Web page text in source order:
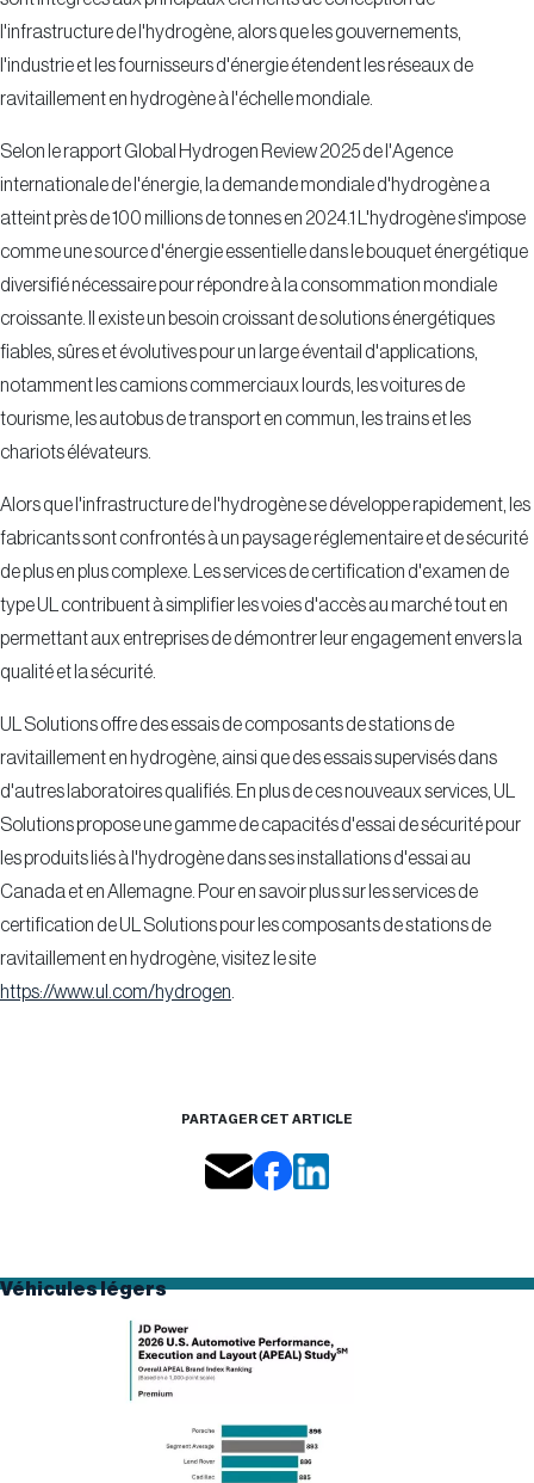
l'infrastructure de l'hydrogène, alors que les gouvernements,
l'industrie et les fournisseurs d'énergie étendent les réseaux de
ravitaillement en hydrogène à l'échelle mondiale.
Selon le rapport Global Hydrogen Review 2025 de l'Agence
internationale de l'énergie, la demande mondiale d'hydrogène a
atteint près de 100 millions de tonnes en 2024.1 L'hydrogène s'impose
comme une source d'énergie essentielle dans le bouquet énergétique
diversifié nécessaire pour répondre à la consommation mondiale
croissante. Il existe un besoin croissant de solutions énergétiques
fiables, sûres et évolutives pour un large éventail d'applications,
notamment les camions commerciaux lourds, les voitures de
tourisme, les autobus de transport en commun, les trains et les
chariots élévateurs.
Alors que l'infrastructure de l'hydrogène se développe rapidement, les
fabricants sont confrontés à un paysage réglementaire et de sécurité
de plus en plus complexe. Les services de certification d'examen de
type UL contribuent à simplifier les voies d'accès au marché tout en
permettant aux entreprises de démontrer leur engagement envers la
qualité et la sécurité.
UL Solutions offre des essais de composants de stations de
ravitaillement en hydrogène, ainsi que des essais supervisés dans
d'autres laboratoires qualifiés. En plus de ces nouveaux services, UL
Solutions propose une gamme de capacités d'essai de sécurité pour
les produits liés à l'hydrogène dans ses installations d'essai au
Canada et en Allemagne. Pour en savoir plus sur les services de
certification de UL Solutions pour les composants de stations de
ravitaillement en hydrogène, visitez le site
https://www.ul.com/hydrogen
PARTAGER CET ARTICLE
Véhicules légers